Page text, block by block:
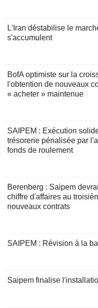
L'Iran déstabilise le
s'accumulent
BofA optimiste sur la
l'obtention de nouveaux
« acheter » maintenue
SAIPEM : Exécution
trésorerie pénalisée par
fonds de roulement
Berenberg : Saipem
chiffre d'affaires au
nouveaux contrats
SAIPEM : Révision à la
Saipem finalise